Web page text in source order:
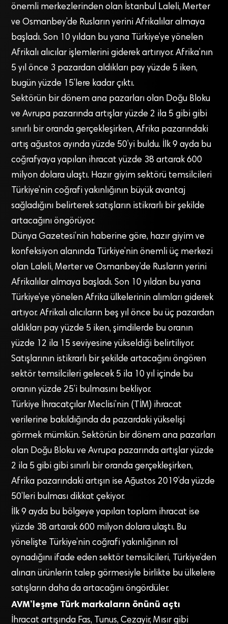
önemli merkezlerinden olan İstanbul Laleli, Merter
ve Osmanbey’de Rusların yerini Afrikalılar almaya
başladı. Son 10 yıldan bu yana Türkiye’ye yönelen
Afrikalı alıcılar işlemlerini giderek artırıyor. Afrika’nın
5 yıl önce 3 pazardan aldıkları pay yüzde 5 iken,
bugün yüzde 15’lere kadar çıktı.
Sektörün bir dönem ana pazarları olan Doğu Bloku
ve Avrupa pazarında artışlar yüzde 2 ila 5 gibi gibi
sınırlı bir oranda gerçekleşirken, Afrika pazarındaki
artış ağustos ayında yüzde 50’yi buldu. İlk 9 ayda bu
coğrafyaya yapılan ihracat yüzde 38 artarak 600
milyon dolara ulaştı. Hazır giyim sektörü temsilcileri
Türkiye’nin coğrafi yakınlığının büyük avantaj
sağladığını belirterek satışların istikrarlı bir şekilde
artacağını öngörüyor.
Dünya Gazetesi’nin haberine göre, hazır giyim ve
konfeksiyon alanında Türkiye’nin önemli üç merkezi
olan Laleli, Merter ve Osmanbey’de Rusların yerini
Afrikalılar almaya başladı. Son 10 yıldan bu yana
Türkiye’ye yönelen Afrika ülkelerinin alımları giderek
artıyor. Afrikalı alıcıların beş yıl önce bu üç pazardan
aldıkları pay yüzde 5 iken, şimdilerde bu oranın
yüzde 12 ila 15 seviyesine yükseldiği belirtiliyor.
Satışlarının istikrarlı bir şekilde artacağını öngören
sektör temsilcileri gelecek 5 ila 10 yıl içinde bu
oranın yüzde 25’i bulmasını bekliyor.
Türkiye İhracatçılar Meclisi’nin (TİM) ihracat
verilerine bakıldığında da pazardaki yükselişi
görmek mümkün. Sektörün bir dönem ana pazarları
olan Doğu Bloku ve Avrupa pazarında artışlar yüzde
2 ila 5 gibi gibi sınırlı bir oranda gerçekleşirken,
Afrika pazarındaki artışın ise Ağustos 2019’da yüzde
50’leri bulması dikkat çekiyor.
İlk 9 ayda bu bölgeye yapılan toplam ihracat ise
yüzde 38 artarak 600 milyon dolara ulaştı. Bu
yönelişte Türkiye’nin coğrafi yakınlığının rol
oynadığını ifade eden sektör temsilcileri, Türkiye’den
alınan ürünlerin talep görmesiyle birlikte bu ülkelere
satışların daha da artacağını öngördüler.
AVM’leşme Türk markaların önünü açtı
İhracat artışında Fas, Tunus, Cezayir, Mısır gibi